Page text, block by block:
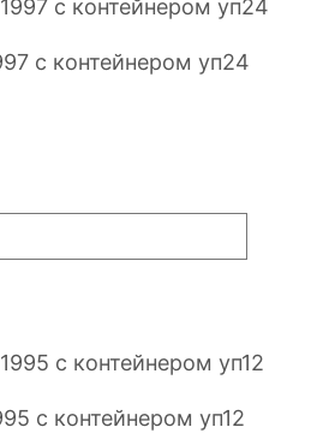
с контейнером уп24
с контейнером уп12